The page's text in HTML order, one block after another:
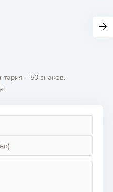
- 50 знаков.